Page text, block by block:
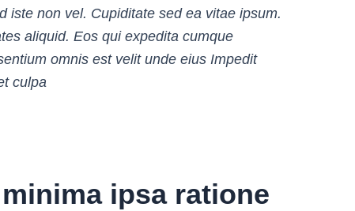
iste non vel. Cupiditate sed ea vitae ipsum.
aliquid. Eos qui expedita cumque
omnis est velit unde eius Impedit
culpa
ipsa ratione